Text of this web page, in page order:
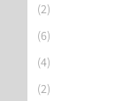
(
2
)
(
6
)
(
4
)
(
2
)